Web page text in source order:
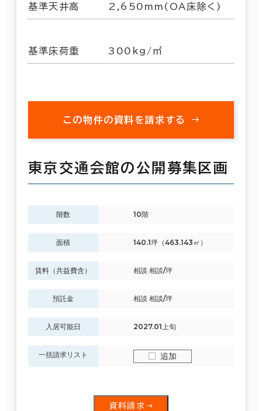
基準天井高 2,650mm(OA床除く)
基準床荷重 300kg/㎡
この物件の資料を請求する
東京交通会館の公開募集区画
階数 10階
面積 140.1坪（463.143㎡）
賃料（共益費含） 相談 相談/坪
預託金 相談 相談/坪
入居可能日 2027.01上旬
一括請求リスト 追加
資料請求